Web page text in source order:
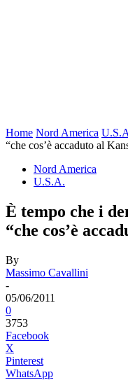
Home Nord America
“che cos’è accaduto al
Nord America
U.S.A.
È tempo che i
“che cos’è
By
Massimo Cavallini
-
05/06/2011
0
3753
Facebook
X
Pinterest
WhatsApp